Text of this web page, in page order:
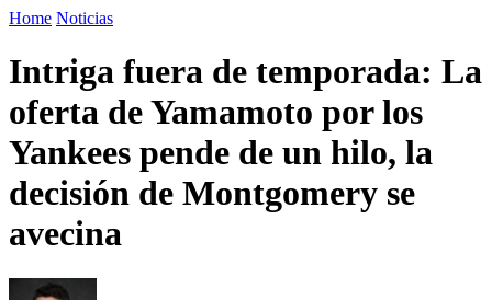
Home Noticias
Intriga fuera de temporada: La
oferta de Yamamoto por los
Yankees pende de un hilo, la
decisión de Montgomery se
avecina